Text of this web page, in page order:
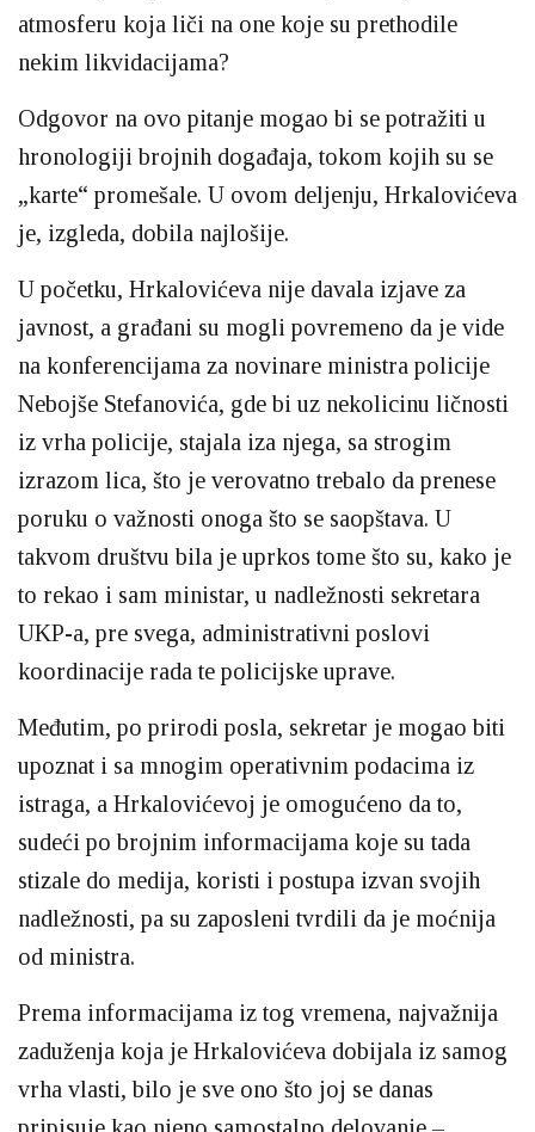
atmosferu koja liči na one koje su prethodile
nekim likvidacijama?
Odgovor na ovo pitanje mogao bi se potražiti u
hronologiji brojnih događaja, tokom kojih su se
„karte“ promešale. U ovom deljenju, Hrkalovićeva
je, izgleda, dobila najlošije.
U početku, Hrkalovićeva nije davala izjave za
javnost, a građani su mogli povremeno da je vide
na konferencijama za novinare ministra policije
Nebojše Stefanovića, gde bi uz nekolicinu ličnosti
iz vrha policije, stajala iza njega, sa strogim
izrazom lica, što je verovatno trebalo da prenese
poruku o važnosti onoga što se saopštava. U
takvom društvu bila je uprkos tome što su, kako je
to rekao i sam ministar, u nadležnosti sekretara
UKP-a, pre svega, administrativni poslovi
koordinacije rada te policijske uprave.
Međutim, po prirodi posla, sekretar je mogao biti
upoznat i sa mnogim operativnim podacima iz
istraga, a Hrkalovićevoj je omogućeno da to,
sudeći po brojnim informacijama koje su tada
stizale do medija, koristi i postupa izvan svojih
nadležnosti, pa su zaposleni tvrdili da je moćnija
od ministra.
Prema informacijama iz tog vremena, najvažnija
zaduženja koja je Hrkalovićeva dobijala iz samog
vrha vlasti, bilo je sve ono što joj se danas